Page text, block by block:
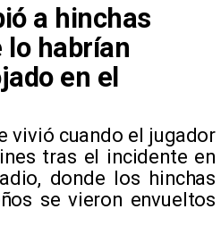
a hinchas
lo habrían
en el
vivió cuando el jugador
tras el incidente en
donde los hinchas
se vieron envueltos